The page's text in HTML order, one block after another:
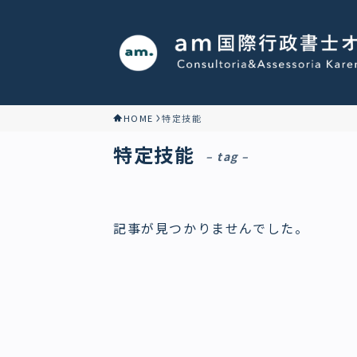
HOME 特定技能
特定技能 – tag –
記事が見つかりませんでした。